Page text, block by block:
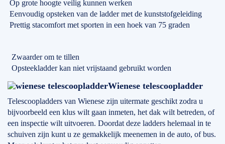
Op grote hoogte veilig kunnen werken
Eenvoudig opsteken van de ladder met de kunststofgeleiding
Prettig stacomfort met sporten in een hoek van 75 graden
Zwaarder om te tillen
Opsteekladder kan niet vrijstaand gebruikt worden
Wienese telescoopladder
Telescoopladders van Wienese zijn uitermate geschikt zodra u
bijvoorbeeld een klus wilt gaan inmeten, het dak wilt betreden, of
een inspectie wilt uitvoeren. Doordat deze ladders helemaal in te
schuiven zijn kunt u ze gemakkelijk meenemen in de auto, of bus.